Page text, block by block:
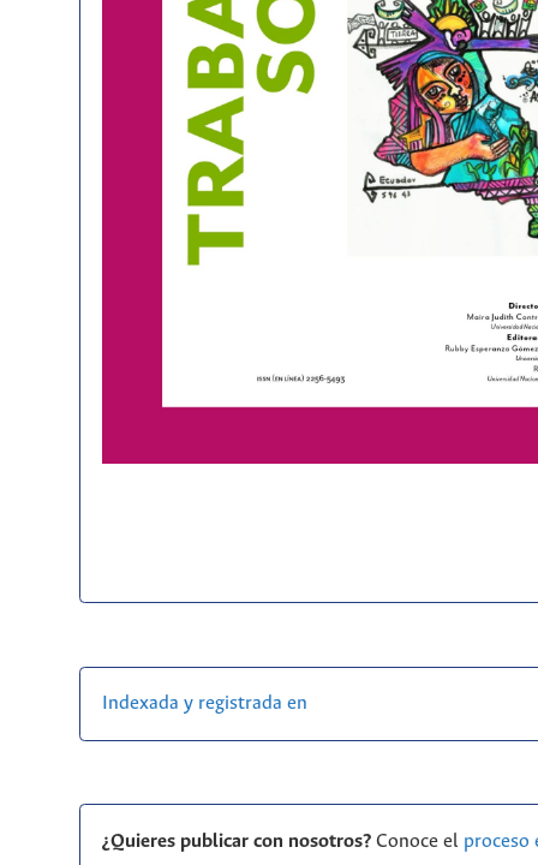
Indexada y registrada en
¿Quieres publicar con nosotros?Conoce el